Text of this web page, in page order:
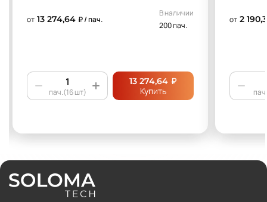
от 13 274,64 ₽ / пач.
В наличии
200 пач.
пач.(16 шт)
13 274,64 ₽
Купить
от 2